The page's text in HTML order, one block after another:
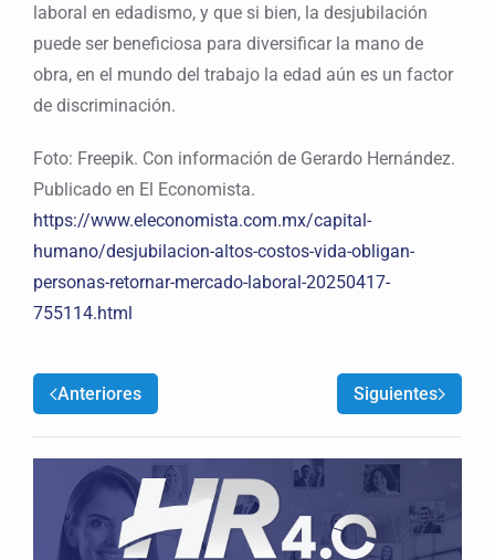
laboral en edadismo, y que si bien, la desjubilación
puede ser beneficiosa para diversificar la mano de
obra, en el mundo del trabajo la edad aún es un factor
de discriminación.
Foto: Freepik. Con información de Gerardo Hernández.
Publicado en El Economista.
https://www.eleconomista.com.mx/capital-
humano/desjubilacion-altos-costos-vida-obligan-
personas-retornar-mercado-laboral-20250417-
755114.html
Anteriores Siguientes